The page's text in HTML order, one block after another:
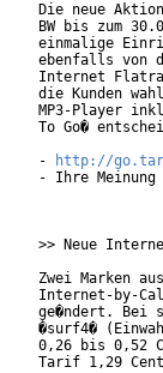
Die neue
BW bis zum
einmalige
ebenfalls von
Internet
die Kunden
MP3-Player
To Go�
-
http://
- Ihre Meinung
>> Neue
Zwei Marken
Internet-by-
ge�ndert. Bei
�surf4�
0,26 bis 0,52
Tarif 1,29